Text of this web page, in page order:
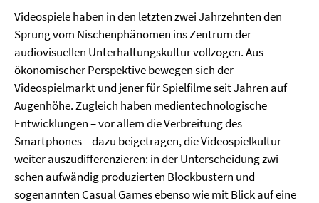
Videospiele haben in den letzten zwei Jahrzehnten den
Sprung vom Nischenphänomen ins Zentrum der
audiovisuellen Unterhaltungskultur vollzogen. Aus
ökonomischer Perspektive be­wegen sich der
Videospielmarkt und jener für Spielfilme seit Jahren auf
Augenhöhe. Zugleich haben medientechnologische
Entwicklungen – vor allem die Verbreitung des
Smartphones – dazu beigetragen, die Videospielkultur
weiter auszudifferenzieren: in der Unterscheidung zwi­
schen aufwändig produzierten Blockbustern und
sogenannten Casual Games ebenso wie mit Blick auf eine